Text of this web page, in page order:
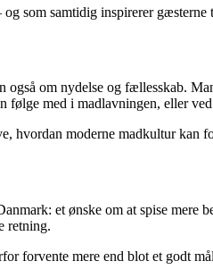
som samtidig inspirerer gæsterne
om nydelse og fællesskab.
med i madlavningen, eller
hvordan moderne madkultur kan
et ønske om at spise
retning.
forvente mere end blot et godt